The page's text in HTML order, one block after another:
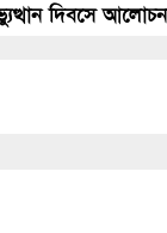
দিবসে আলোচনা,